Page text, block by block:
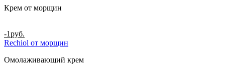
Крем от морщин
-1руб.
Rechiol от морщин
Омолаживающий крем